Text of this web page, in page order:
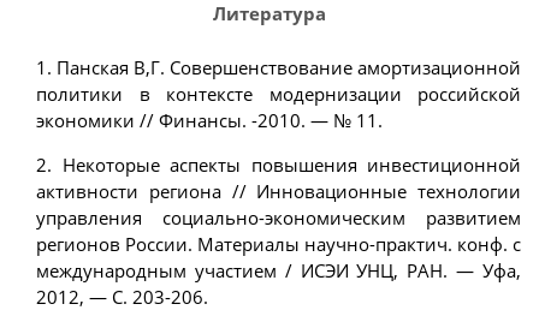
Литература
1. Панская В,Г. Совершенствование амортизационной
политики в контексте модернизации российской
экономики // Финансы. -2010. — № 11.
2. Некоторые аспекты повышения инвестиционной
активности региона // Инновационные технологии
управления социально-экономическим развитием
регионов России. Материалы научно-практич. конф. с
международным участием / ИСЭИ УНЦ, РАН. — Уфа,
2012, — С. 203-206.